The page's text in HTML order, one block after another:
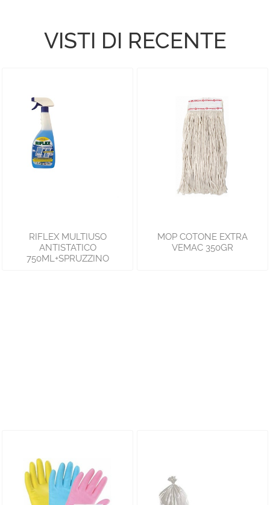
VISTI DI RECENTE
RIFLEX MULTIUSO
ANTISTATICO
750ML+SPRUZZINO
MOP COTONE EXTRA
VEMAC 350GR